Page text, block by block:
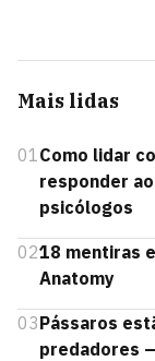
Mais lidas
01Como lidar
responder
psicólogos
0218 mentiras
Anatomy
03Pássaros
predadores